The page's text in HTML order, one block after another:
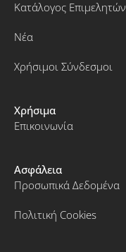
Κατάλογος Επιμελητών
Νέα
Χρήσιμοι Σύνδεσμοι
Χρήσιμα
Επικοινωνία
Ασφάλεια
Προσωπικά Δεδομένα
Πολιτική Cookies